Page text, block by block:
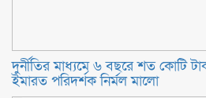
দুর্নীতির মাধ্যমে ৬ বছরে শত কোটি
ইমারত পরিদর্শক নির্মল মালো